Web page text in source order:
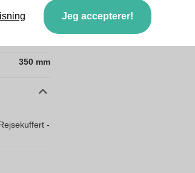
x 350 mm
550 mm
350 mm
-
Jeg accepterer!